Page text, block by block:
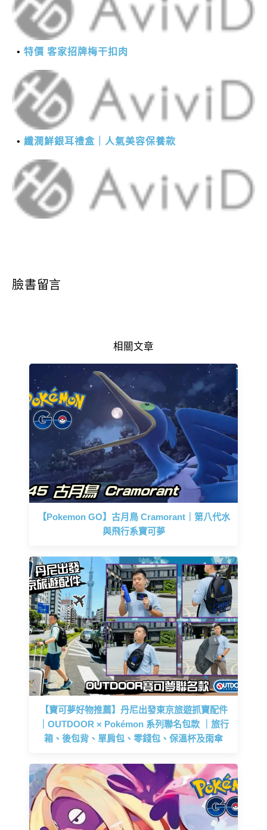
特價 客家招牌梅干扣肉
纖潤鮮銀耳禮盒｜人氣美容保養款
臉書留言
相關文章
【Pokemon GO】古月鳥 Cramorant｜第八代水
與飛行系寶可夢
【寶可夢好物推薦】丹尼出發東京旅遊抓寶配件
｜OUTDOOR × Pokémon 系列聯名包款 ｜旅行
箱、後包背、單肩包、零錢包、保溫杯及雨傘